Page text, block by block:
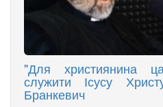
"Для християнина
служити Ісусу
Бранкевич